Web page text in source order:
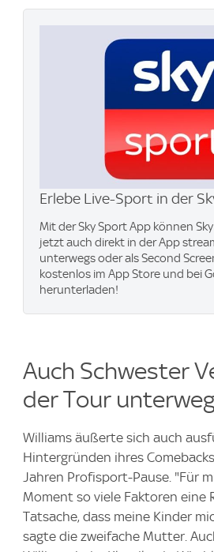
Erlebe Live-Sport in der
Mit der Sky Sport App können
jetzt auch direkt in der App
unterwegs oder als Second
kostenlos im App Store und bei
herunterladen!
Auch Schwester
der Tour
Williams äußerte sich auch
Hintergründen ihres
Jahren Profisport-Pause. "Für
Moment so viele Faktoren eine
Tatsache, dass meine Kinder
sagte die zweifache Mutter.